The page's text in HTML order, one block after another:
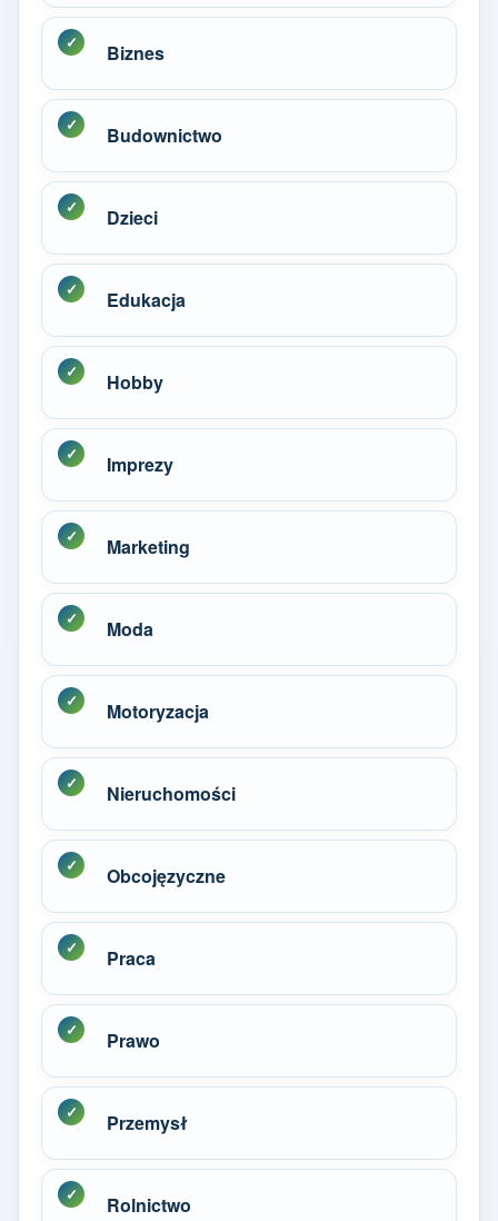
Biznes
Budownictwo
Dzieci
Edukacja
Hobby
Imprezy
Marketing
Moda
Motoryzacja
Nieruchomości
Obcojęzyczne
Praca
Prawo
Przemysł
Rolnictwo